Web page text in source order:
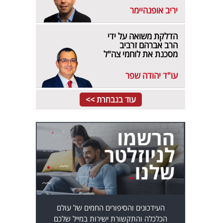
יריב אופנהיימר
הדלקת משואה על ידי
הרב אברהם זרביב
מסכנת את לוחמי צה"ל
עו"ד יהודה שפר
עוד בנבחרת >>
העידכונים והסיפורים החמים של עולם
הכלכלה והתקשורת ישירות במייל שלכם